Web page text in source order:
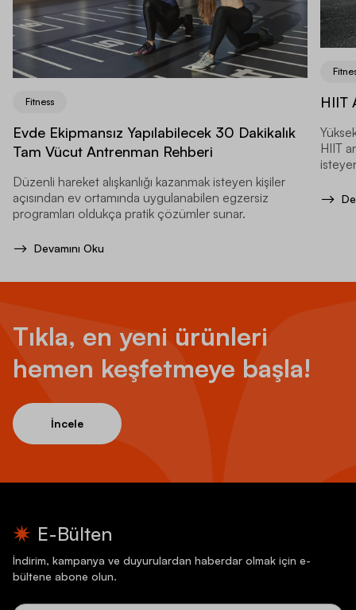
Fitness
Evde Ekipmansız Yapılabilecek 30 Dakikalık
Tam Vücut Antrenman Rehberi
Düzenli hareket alışkanlığı kazanmak isteyen kişiler
açısından ev ortamında uygulanabilen egzersiz
programları oldukça pratik çözümler sunar.
Devamını Oku
HIIT
HIIT
Tıkla, en yeni ürünleri
hemen keşfetmeye başla!
İncele
E-Bülten
İndirim, kampanya ve duyurulardan haberdar olmak için e-
bültene abone olun.